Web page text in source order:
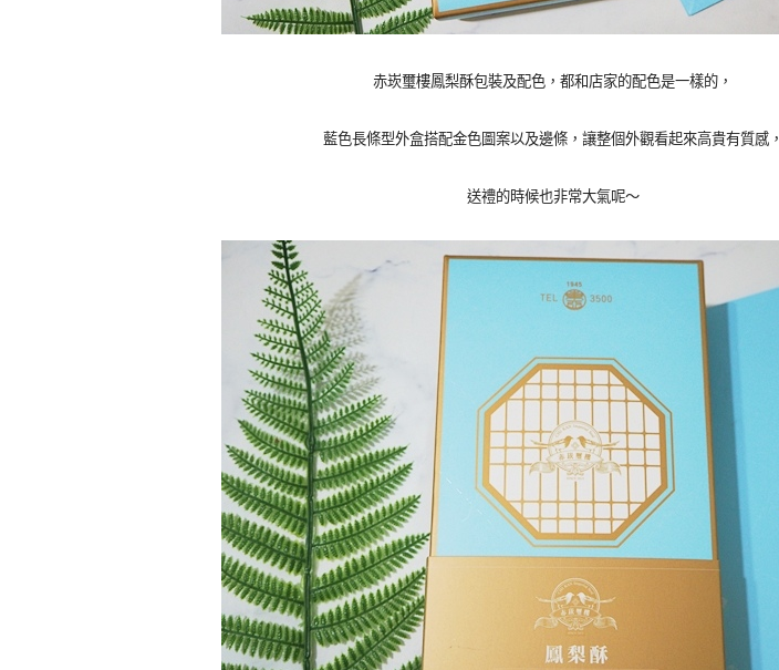
赤崁璽樓鳳梨酥包裝及配色，都和店家的配色是一樣的，
藍色長條型外盒搭配金色圖案以及邊條，讓整個外觀看起來高貴有質感，
送禮的時候也非常大氣呢～